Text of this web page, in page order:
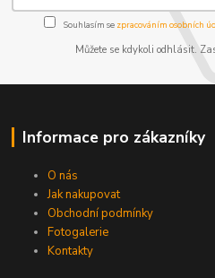
Souhlasím se zpracováním osobních
Můžete se kdykoli odhlásit.
Informace pro zákazníky
O nás
Jak nakupovat
Obchodní podmínky
Fotogalerie
Kontakty